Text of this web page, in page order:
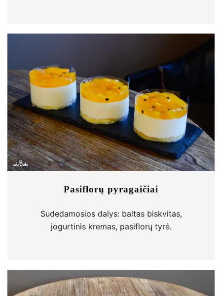
Pasiflorų pyragaičiai
Sudedamosios dalys: baltas biskvitas,
jogurtinis kremas, pasiflorų tyrė.